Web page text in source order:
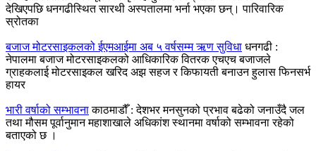
देखिएपछि धनगढीस्थित सारथी अस्पतालमा भर्ना भएका छन्। पारिवारिक
स्रोतका
बजाज मोटरसाइकलको ईएमआईमा अब ५ वर्षसम्म ऋण सुविधा धनगढी :
नेपालमा बजाज मोटरसाइकलको आधिकारिक वितरक एचएच बजाजले
ग्राहकलाई मोटरसाइकल खरिद अझ सहज र किफायती बनाउन हुलास फिनसर्भ
हायर
भारी वर्षाको सम्भावनाकाठमाडौँ : देशभर मनसुनको प्रभाव बढेको जनाउँदै जल
तथा मौसम पूर्वानुमान महाशाखाले अधिकांश स्थानमा वर्षाको सम्भावना रहेको
बताएको छ ।